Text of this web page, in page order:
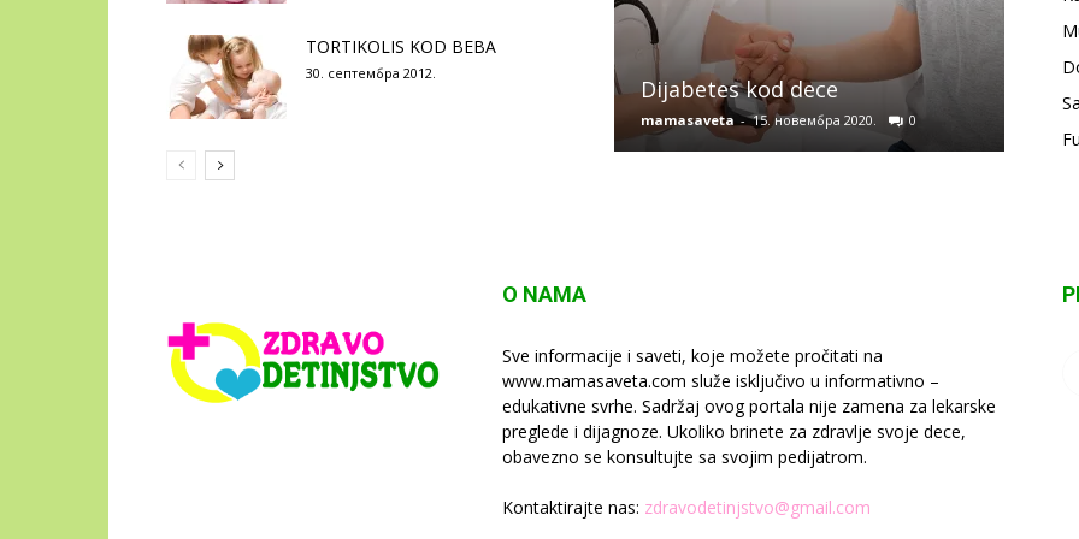
TORTIKOLIS KOD BEBA
30. септембра 2012.
Dijabetes kod dece
mamasaveta - 15. новембра 2020. 0
O NAMA
Sve informacije i saveti, koje možete pročitati na
www.mamasaveta.com služe isključivo u informativno –
edukativne svrhe. Sadržaj ovog portala nije zamena za lekarske
preglede i dijagnoze. Ukoliko brinete za zdravlje svoje dece,
obavezno se konsultujte sa svojim pedijatrom.
Kontaktirajte nas: zdravodetinjstvo@gmail.com